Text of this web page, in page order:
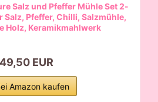
Salz und Pfeffer Mühle Set 2-
Pfeffer, Chilli, Salzmühle,
Holz, Keramikmahlwerk
49,50 EUR
Amazon kaufen